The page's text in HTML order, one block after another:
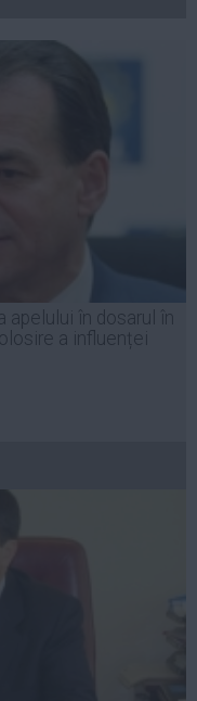
apelului în dosarul în
a influenței